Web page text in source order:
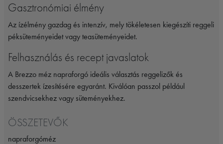
Gasztronómiai élmény
Az ízélmény gazdag és intenzív, mely tökéletesen kiegészíti reggeli
péksüteményeidet vagy teasüteményeidet.
Felhasználás és recept javaslatok
A Brezzo méz napraforgó ideális választás reggelizők és
desszertek ízesítésére egyaránt. Kiválóan passzol például
szendvicsekhez vagy süteményekhez.
ÖSSZETEVŐK
napraforgóméz